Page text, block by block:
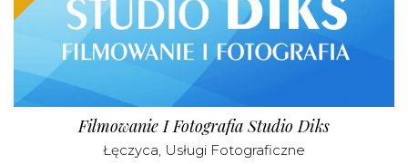
Filmowanie I Fotografia Studio Diks
Łęczyca, Usługi Fotograficzne